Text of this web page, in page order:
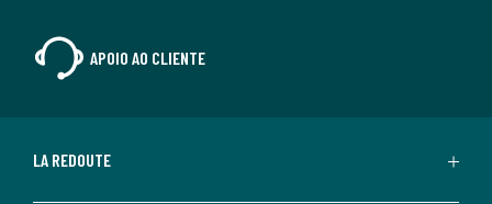
APOIO AO CLIENTE
LA REDOUTE